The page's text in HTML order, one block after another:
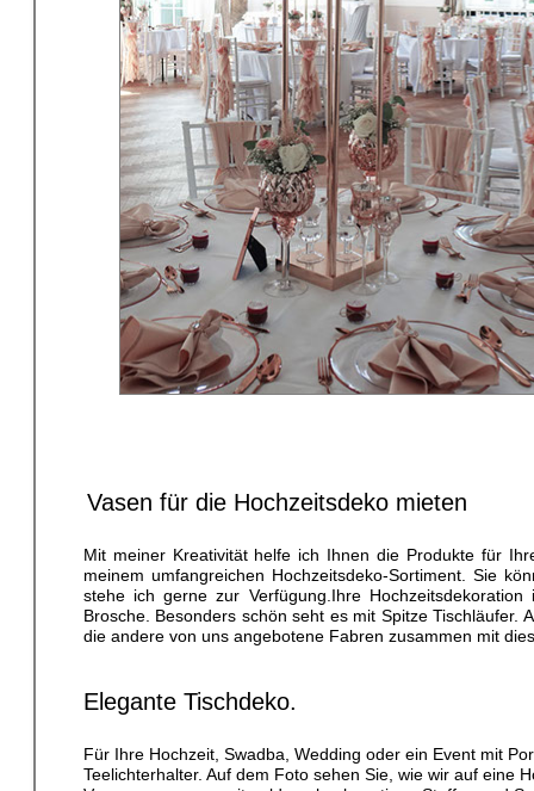
Vasen für die Hochzeitsdeko mieten
Mit meiner Kreativität helfe ich Ihnen die Produkte für
meinem umfangreichen Hochzeitsdeko-Sortiment. Sie
stehe ich gerne zur Verfügung.Ihre
Brosche. Besonders schön seht es mit Spitze
die andere von uns angebotene Fabren zusammen mit
Elegante Tischdeko.
Für Ihre Hochzeit, Swadba, Wedding oder ein Event mit
Teelichterhalter. Auf dem Foto sehen Sie, wie wir auf eine